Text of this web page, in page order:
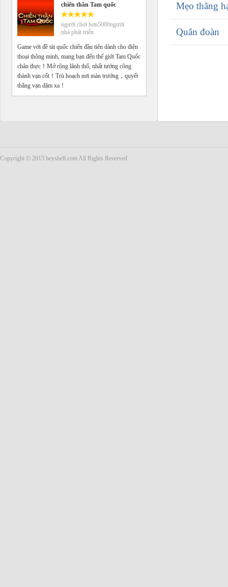
chiến thần Tam quốc
người chơi hơn5000người
nhà phát triển
Game với đề tài quốc chiến đầu tiên dành cho điện
thoại thông minh, mang bạn đến thế giới Tam Quốc
chân thực！Mở rộng lãnh thổ, nhất tướng công
thành vạn cốt！Trù hoạch nơi màn trướng，quyết
thắng vạn dặm xa！
Mẹo thăng
Quân đoàn
Copyright © 2013 heyshell.com All Rights Reserved